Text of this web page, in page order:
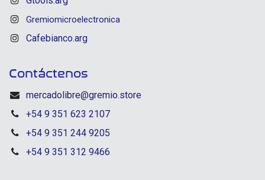
Gremiomicroelectronica
Cafebianco.arg
Contáctenos
mercadolibre@gremio.store
+54 9 351 623 2107
+54 9 351 244 9205
+54 9 351 312 9466